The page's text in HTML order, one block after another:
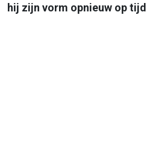
hij zijn vorm opnieuw op